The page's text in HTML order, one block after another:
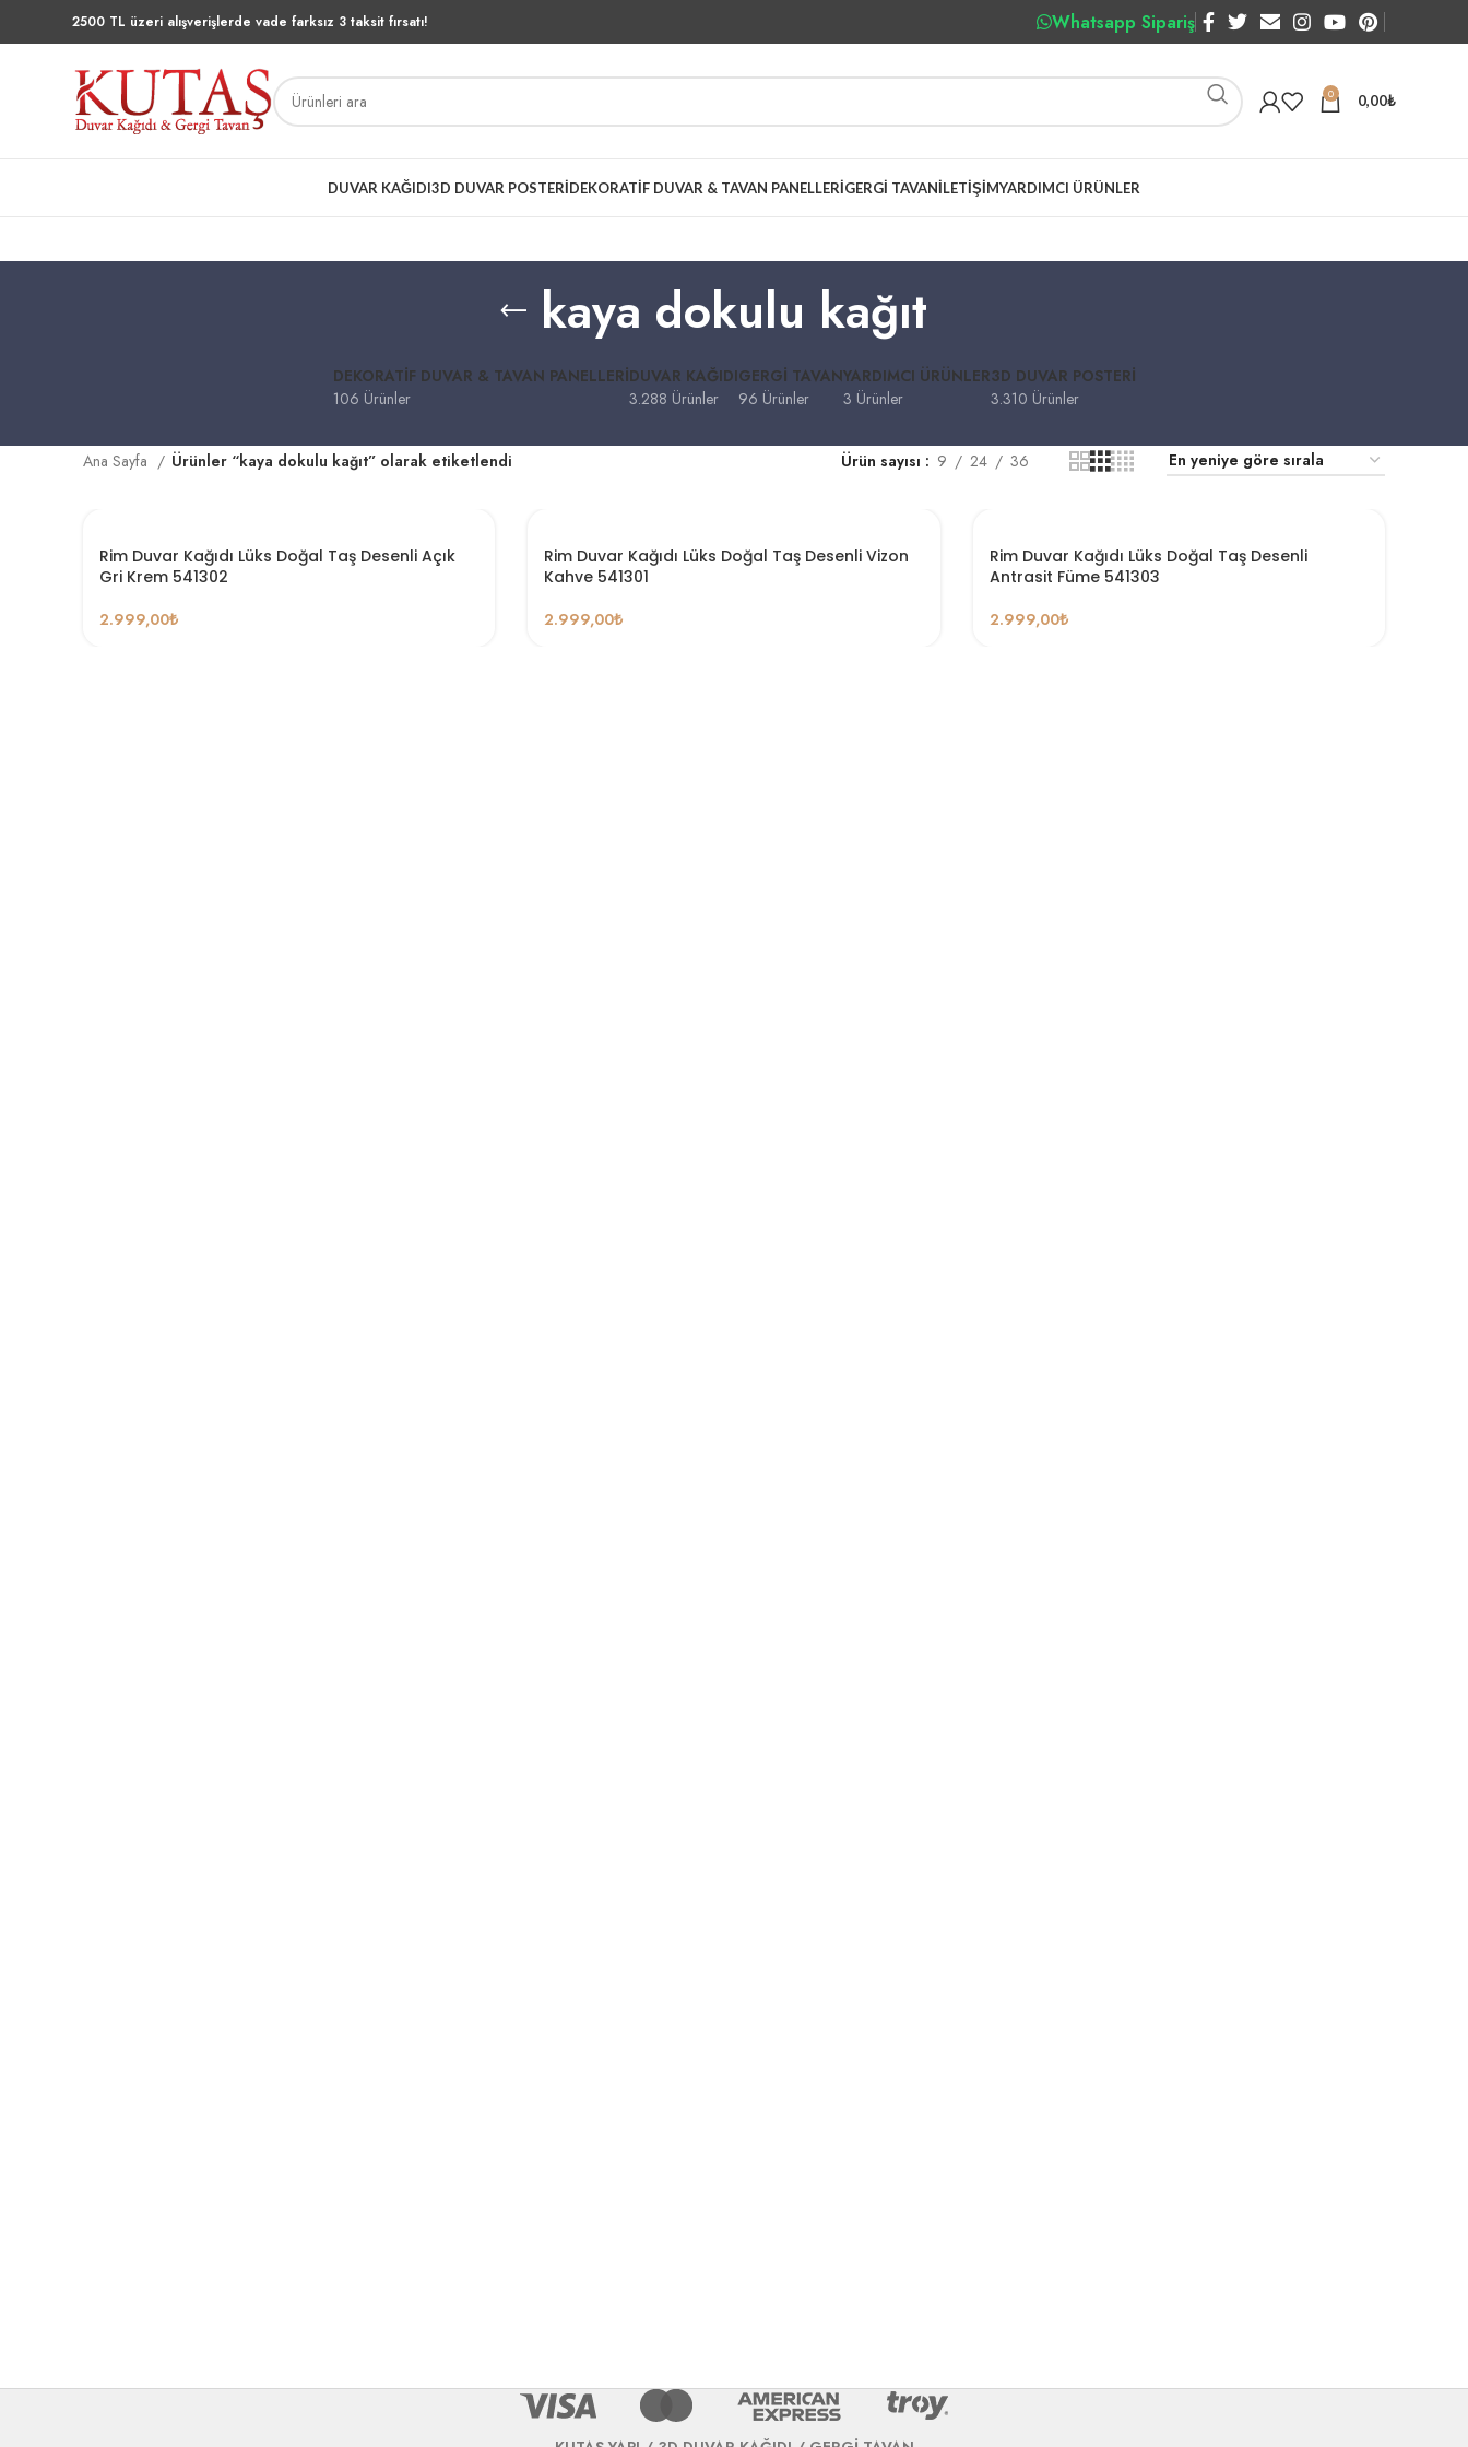
2500 TL üzeri alışverişlerde vade farksız 3 taksit fırsatı! Whatsapp Sipariş
0 0,00₺
DUVAR KAĞIDI3D DUVAR POSTERIDEKORATIF DUVAR & TAVAN PANELLERIGERGI TAVANİLETIŞIMYARDIMCI ÜRÜNLER
kaya dokulu kağıt
DEKORATIF DUVAR & TAVAN PANELLERI
106 Ürünler
DUVAR KAĞIDI
3.288 Ürünler
GERGI TAVAN
96 Ürünler
YARDIMCI ÜRÜNLER
3 Ürünler
3D DUVAR POSTERI
3.310 Ürünler
Ana Sayfa Ürünler “kaya dokulu kağıt” olarak etiketlendi Ürün sayısı 9 24 36
Rim Duvar Kağıdı Lüks Doğal Taş Desenli Açık
Gri Krem 541302
2.999,00₺
Rim Duvar Kağıdı Lüks Doğal Taş Desenli Vizon
Kahve 541301
2.999,00₺
Rim Duvar Kağıdı Lüks Doğal Taş Desenli
Antrasit Füme 541303
2.999,00₺